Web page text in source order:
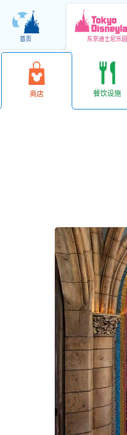
首页 东京迪士尼乐园
商店 餐饮设施